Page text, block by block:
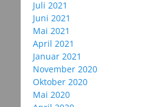
Juli 2021
Juni 2021
Mai 2021
April 2021
Januar 2021
November 2020
Oktober 2020
Mai 2020